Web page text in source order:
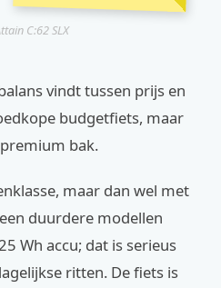
C:62 SLX
vindt tussen prijs en
budgetfiets, maar
bak.
maar dan wel met
duurdere modellen
Wh accu; dat is serieus
ritten. De fiets is